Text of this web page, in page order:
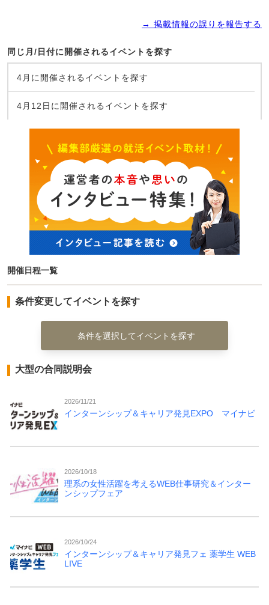
→ 掲載情報の誤りを報告する
同じ月/日付に開催されるイベントを探す
4月に開催されるイベントを探す
4月12日に開催されるイベントを探す
開催日程一覧
条件変更してイベントを探す
条件を選択してイベントを探す
大型の合同説明会
2026/11/21
インターンシップ＆キャリア発見EXPO マイナビ
2026/10/18
理系の女性活躍を考えるWEB仕事研究＆インター
ンシップフェア
2026/10/24
インターンシップ＆キャリア発見フェ 薬学生 WEB
LIVE